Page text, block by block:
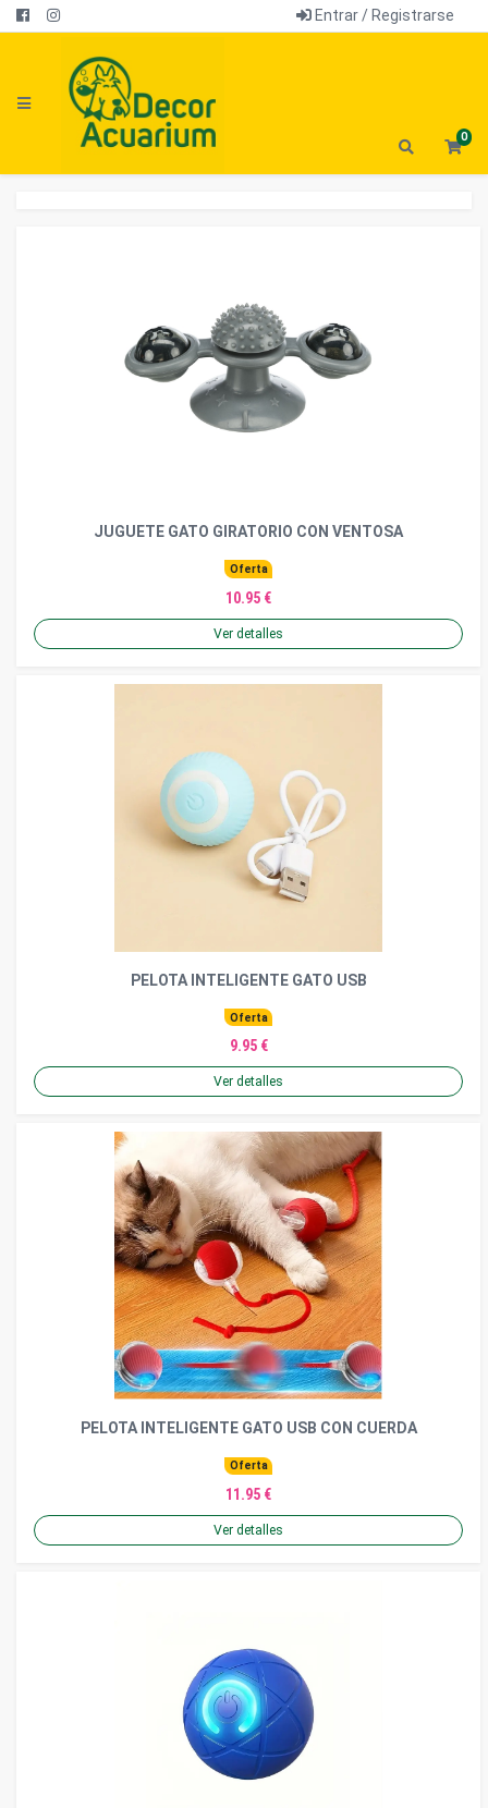
Entrar / Registrarse
0
JUGUETE GATO GIRATORIO CON VENTOSA
Oferta
10.95 €
Ver detalles
PELOTA INTELIGENTE GATO USB
Oferta
9.95 €
Ver detalles
PELOTA INTELIGENTE GATO USB CON CUERDA
Oferta
11.95 €
Ver detalles